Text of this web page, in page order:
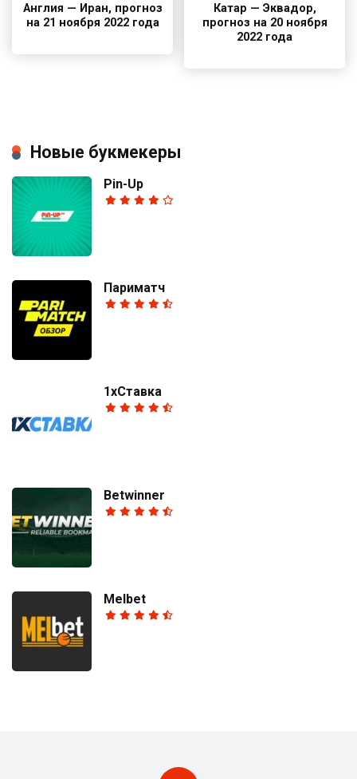
Англия — Иран, прогноз
на 21 ноября 2022 года
Катар — Эквадор,
прогноз на 20 ноября
2022 года
Новые букмекеры
Pin-Up
Париматч
1хСтавка
Betwinner
Melbet